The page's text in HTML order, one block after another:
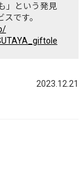
」という発見
です。
2023.12.21